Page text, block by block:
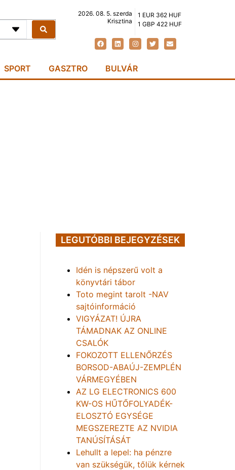
2026. 08. 5. szerda
Krisztina
1 EUR 362 HUF
1 GBP 422 HUF
SPORT GASZTRO BULVÁR
LEGUTÓBBI BEJEGYZÉSEK
Idén is népszerű volt a
könyvtári tábor
Toto megint tarolt -NAV
sajtóinformáció
VIGYÁZAT! ÚJRA
TÁMADNAK AZ ONLINE
CSALÓK
FOKOZOTT ELLENŐRZÉS
BORSOD-ABAÚJ-ZEMPLÉN
VÁRMEGYÉBEN
AZ LG ELECTRONICS 600
KW-OS HŰTŐFOLYADÉK-
ELOSZTÓ EGYSÉGE
MEGSZEREZTE AZ NVIDIA
TANÚSÍTÁSÁT
Lehullt a lepel: ha pénzre
van szükségük, tőlük kérnek